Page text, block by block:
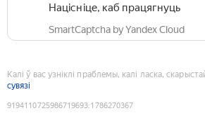
Націсніце, каб працягнуць
SmartCaptcha by Yandex Cloud
Калі ў вас узніклі праблемы, калі ласка,
сувязі
9194110725986719693:1786270367